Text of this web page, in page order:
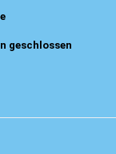
geschlossen